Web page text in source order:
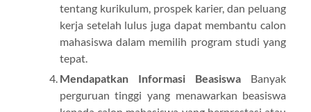
tentang kurikulum, prospek karier, dan peluang
kerja setelah lulus juga dapat membantu calon
mahasiswa dalam memilih program studi yang
tepat.
Mendapatkan Informasi Beasiswa Banyak
perguruan tinggi yang menawarkan beasiswa